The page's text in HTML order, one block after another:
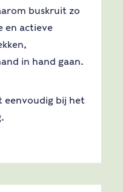
buskruit zo
en actieve
in hand gaan.
eenvoudig bij het